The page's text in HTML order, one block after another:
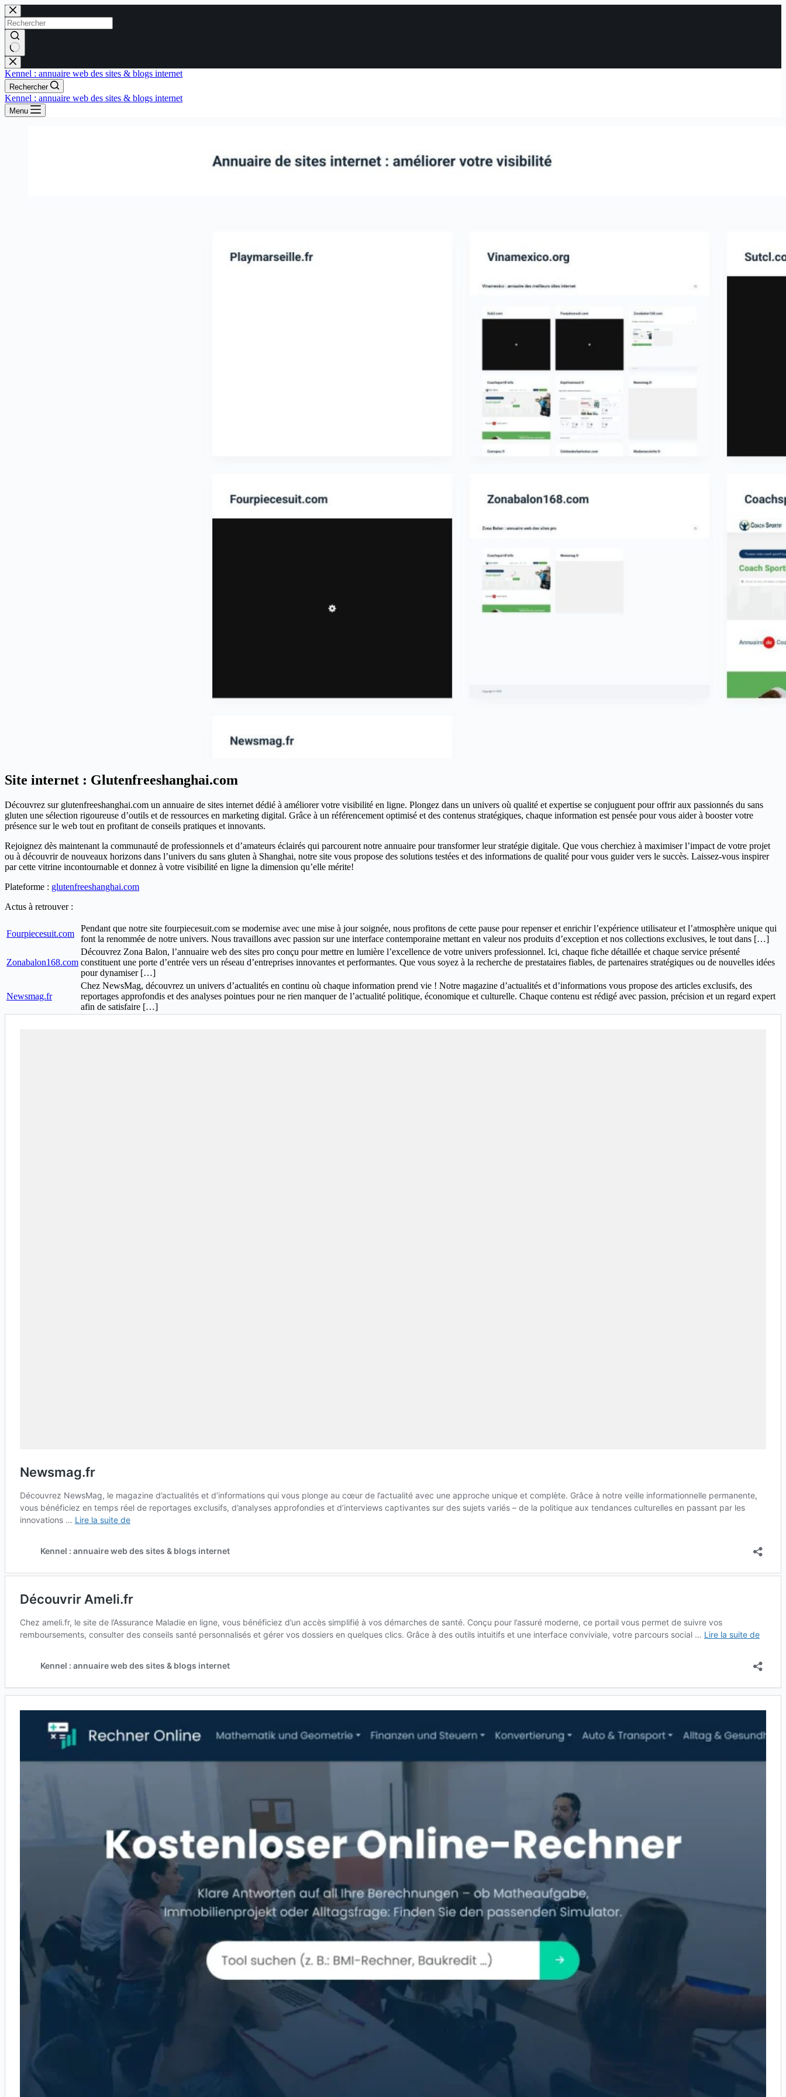
Passer
au
contenu
Aucun
résultat
Kennel : annuaire web des sites & blogs internet
Rechercher
Kennel : annuaire web des sites & blogs internet
Menu
Site internet : Glutenfreeshanghai.com
Découvrez sur glutenfreeshanghai.com un annuaire de sites internet dédié à améliorer votre visibilité en ligne. Plongez dans un univers où qualité et expertise se conjuguent pour offrir aux passionnés du sans
gluten une sélection rigoureuse d’outils et de ressources en marketing digital. Grâce à un référencement optimisé et des contenus stratégiques, chaque information est pensée pour vous aider à booster votre
présence sur le web tout en profitant de conseils pratiques et innovants.
Rejoignez dès maintenant la communauté de professionnels et d’amateurs éclairés qui parcourent notre annuaire pour transformer leur stratégie digitale. Que vous cherchiez à maximiser l’impact de votre projet
ou à découvrir de nouveaux horizons dans l’univers du sans gluten à Shanghai, notre site vous propose des solutions testées et des informations de qualité pour vous guider vers le succès. Laissez-vous inspirer
par cette vitrine incontournable et donnez à votre visibilité en ligne la dimension qu’elle mérite!
Plateforme : glutenfreeshanghai.com
Actus à retrouver :
Fourpiecesuit.com
Pendant que notre site fourpiecesuit.com se modernise avec une mise à jour soignée, nous profitons de cette pause pour repenser et enrichir l’expérience utilisateur et l’atmosphère unique qui
font la renommée de notre univers. Nous travaillons avec passion sur une interface contemporaine mettant en valeur nos produits d’exception et nos collections exclusives, le tout dans […]
Zonabalon168.com
Découvrez Zona Balon, l’annuaire web des sites pro conçu pour mettre en lumière l’excellence de votre univers professionnel. Ici, chaque fiche détaillée et chaque service présenté
constituent une porte d’entrée vers un réseau d’entreprises innovantes et performantes. Que vous soyez à la recherche de prestataires fiables, de partenaires stratégiques ou de nouvelles idées
pour dynamiser […]
Newsmag.fr
Chez NewsMag, découvrez un univers d’actualités en continu où chaque information prend vie ! Notre magazine d’actualités et d’informations vous propose des articles exclusifs, des
reportages approfondis et des analyses pointues pour ne rien manquer de l’actualité politique, économique et culturelle. Chaque contenu est rédigé avec passion, précision et un regard expert
afin de satisfaire […]